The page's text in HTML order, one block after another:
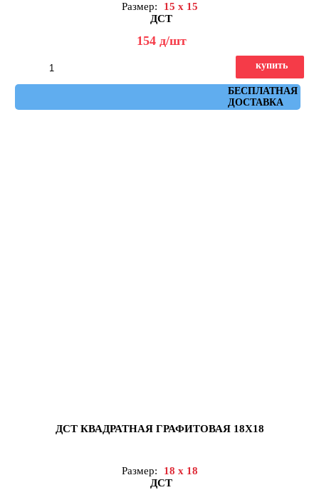
Размер:
15 x 15
ДСТ
154 д/шт
БЕСПЛАТНАЯ
ДОСТАВКА
купить
ДСТ КВАДРАТНАЯ ГРАФИТОВАЯ 18Х18
Размер:
18 x 18
ДСТ